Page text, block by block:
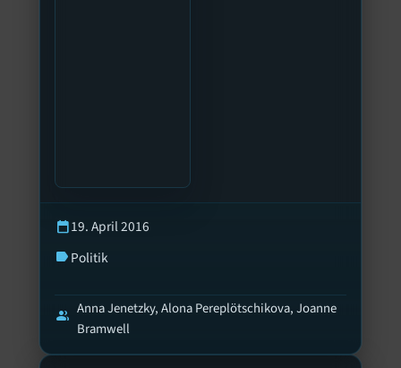
calendar_today19. April 2016
labelPolitik
group Anna Jenetzky, Alona Pereplötschikova, Joanne
Bramwell